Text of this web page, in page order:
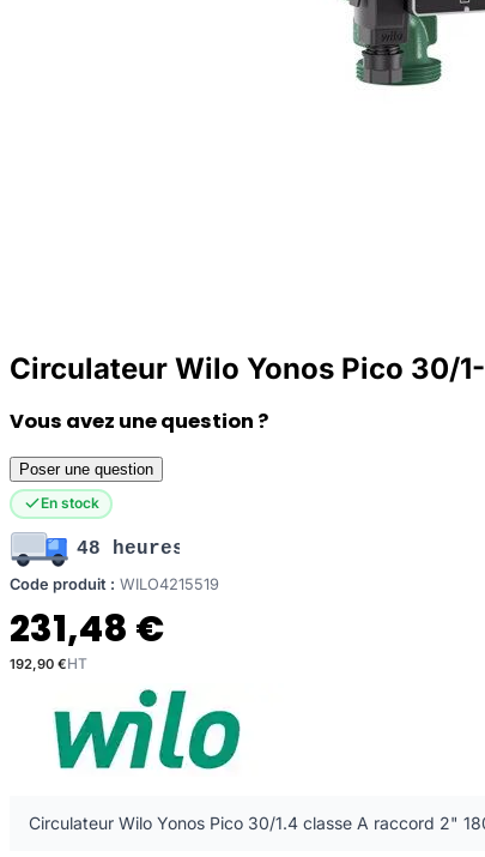
Circulateur Wilo Yonos Pico 30/
Vous avez une question ?
Poser une question
En stock
48 heures
Code produit : WILO4215519
231,48 €
192,90 €
Circulateur Wilo Yonos Pico 30/1.4 classe A raccord 2"